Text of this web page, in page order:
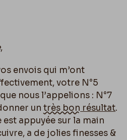
,
envois qui m’ont
votre N°5
nous l’appelions : N°7
untrès bon résultat.
appuyée sur la main
a de jolies finesses &